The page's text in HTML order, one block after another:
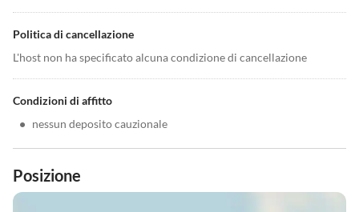
Politica di cancellazione
L'host non ha specificato alcuna condizione di cancellazione
Condizioni di affitto
• nessun deposito cauzionale
Posizione